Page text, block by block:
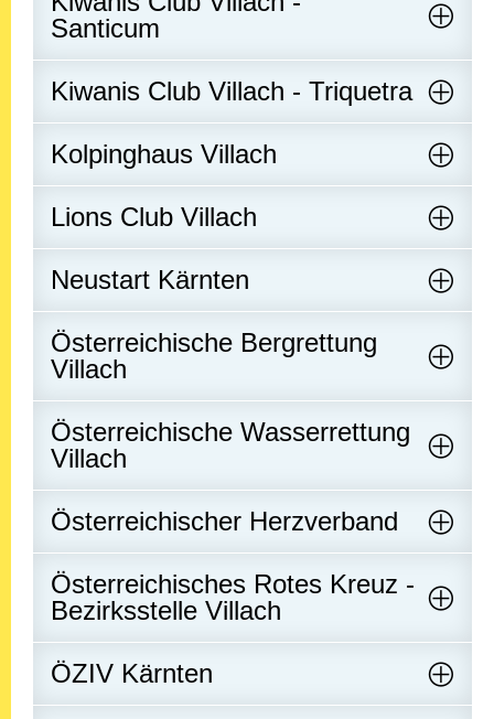
Santicum
Kiwanis Club Villach - Triquetra
Kolpinghaus Villach
Lions Club Villach
Neustart Kärnten
Österreichische Bergrettung
Villach
Österreichische Wasserrettung
Villach
Österreichischer Herzverband
Österreichisches Rotes Kreuz -
Bezirksstelle Villach
ÖZIV Kärnten